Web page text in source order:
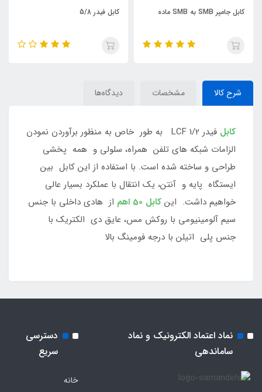
کابل فیدر 5/8
شرح کالا مشخصات دیدگاه‌ها
کابل
فیدر LCF 1/2 به طور خاص به منظور برآوردن نمودن
الزامات شبکه های تلفن همراه، سلولی و همه پخشی
طراحی و ساخته شده است. با استفاده از این کابل بین
ایستگاه پایه و آنتن، یک انتقال با عملکرد بسیار عالی
خواهیم داشت. این کابل 50 اهم
از هادی داخلی با جنس
سیم آلومینیومی با روکش مس، عایق دی الکتریک با
جنس پلی اتیلن با درجه فومینگ بالا
نماد اعتماد الکترونیک و نماد
ساماندهی
دسترسی
سریع
خانه